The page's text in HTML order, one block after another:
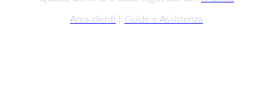
Area clienti Guide e Assistenza